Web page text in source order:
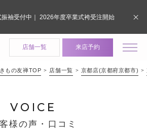
店舗一覧 来店予約
もの友禅TOP 店舗一覧 京都店(京都府京都市)
VOICE
様の声・口コミ
袖受付中｜ 2026年度卒業式袴受注開始